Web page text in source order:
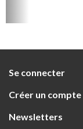
Se connecter
Créer un compte
Newsletters